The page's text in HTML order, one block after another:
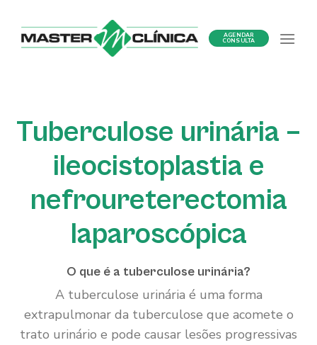
AGENDAR
CONSULTA
Tuberculose urinária –
ileocistoplastia e
nefroureterectomia
laparoscópica
O que é a tuberculose urinária?
A tuberculose urinária é uma forma
extrapulmonar da tuberculose que acomete o
trato urinário e pode causar lesões progressivas